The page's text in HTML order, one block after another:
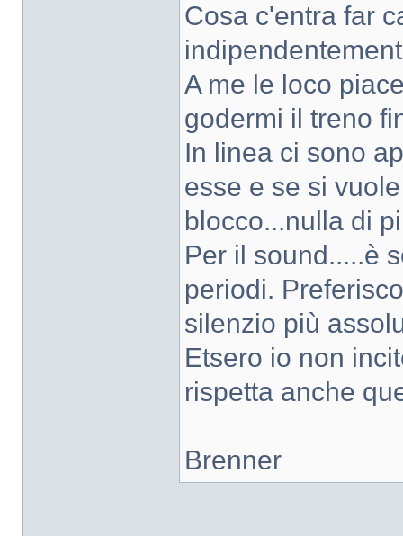
Cosa c'entra far
A me le loco
godermi il treno
In linea ci sono
esse e se si
blocco...nulla di
Per il sound.....è
periodi.
silenzio più
Etsero io non
rispetta anche
Brenner